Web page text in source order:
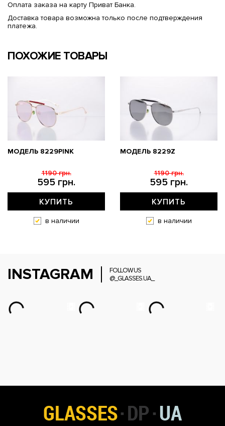
Оплата заказа на карту Приват Банка.
Доставка товара возможна только после подтверждения
платежа.
ПОХОЖИЕ ТОВАРЫ
МОДЕЛЬ 8229PINK
595 грн.
1190 грн.
КУПИТЬ
в наличии
МОДЕЛЬ 8229Z
595 грн.
1190 грн.
КУПИТЬ
в наличии
INSTAGRAM
FOLLOW US
@_GLASSES.UA_